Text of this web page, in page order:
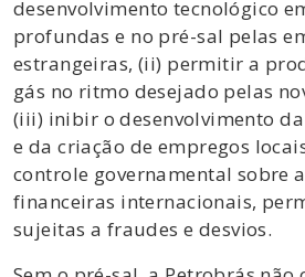
desenvolvimento tecnológico
profundas e no pré-sal pelas
estrangeiras, (ii) permitir a
gás no ritmo desejado pelas
(iii) inibir o desenvolvimento
e da criação de empregos
controle governamental sobre
financeiras internacionais,
sujeitas a fraudes e desvios.